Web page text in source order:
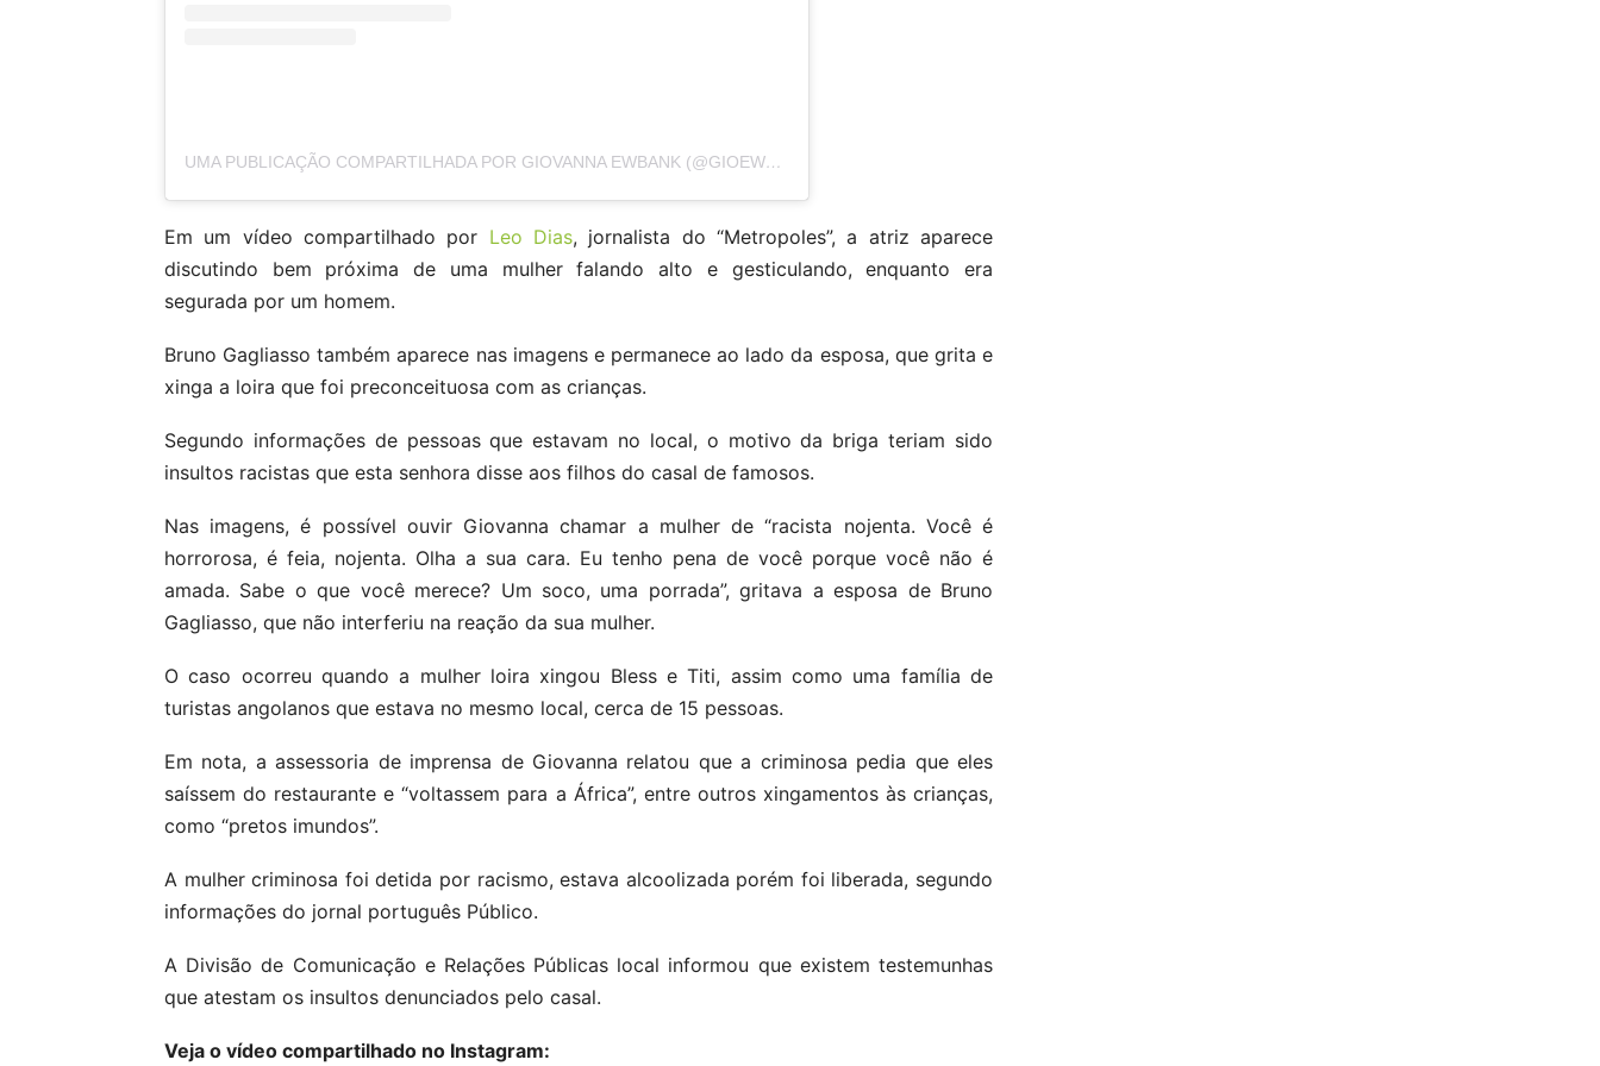
UMA PUBLICAÇÃO COMPARTILHADA POR GIOVANNA EWBANK (@GIOEWBANK)
Em um vídeo compartilhado por Leo Dias, jornalista do “Metropoles”, a atriz aparece
discutindo bem próxima de uma mulher falando alto e gesticulando, enquanto era
segurada por um homem.
Bruno Gagliasso também aparece nas imagens e permanece ao lado da esposa, que grita e
xinga a loira que foi preconceituosa com as crianças.
Segundo informações de pessoas que estavam no local, o motivo da briga teriam sido
insultos racistas que esta senhora disse aos filhos do casal de famosos.
Nas imagens, é possível ouvir Giovanna chamar a mulher de “racista nojenta. Você é
horrorosa, é feia, nojenta. Olha a sua cara. Eu tenho pena de você porque você não é
amada. Sabe o que você merece? Um soco, uma porrada”, gritava a esposa de Bruno
Gagliasso, que não interferiu na reação da sua mulher.
O caso ocorreu quando a mulher loira xingou Bless e Titi, assim como uma família de
turistas angolanos que estava no mesmo local, cerca de 15 pessoas.
Em nota, a assessoria de imprensa de Giovanna relatou que a criminosa pedia que eles
saíssem do restaurante e “voltassem para a África”, entre outros xingamentos às crianças,
como “pretos imundos”.
A mulher criminosa foi detida por racismo, estava alcoolizada porém foi liberada, segundo
informações do jornal português Público.
A Divisão de Comunicação e Relações Públicas local informou que existem testemunhas
que atestam os insultos denunciados pelo casal.
Veja o vídeo compartilhado no Instagram: